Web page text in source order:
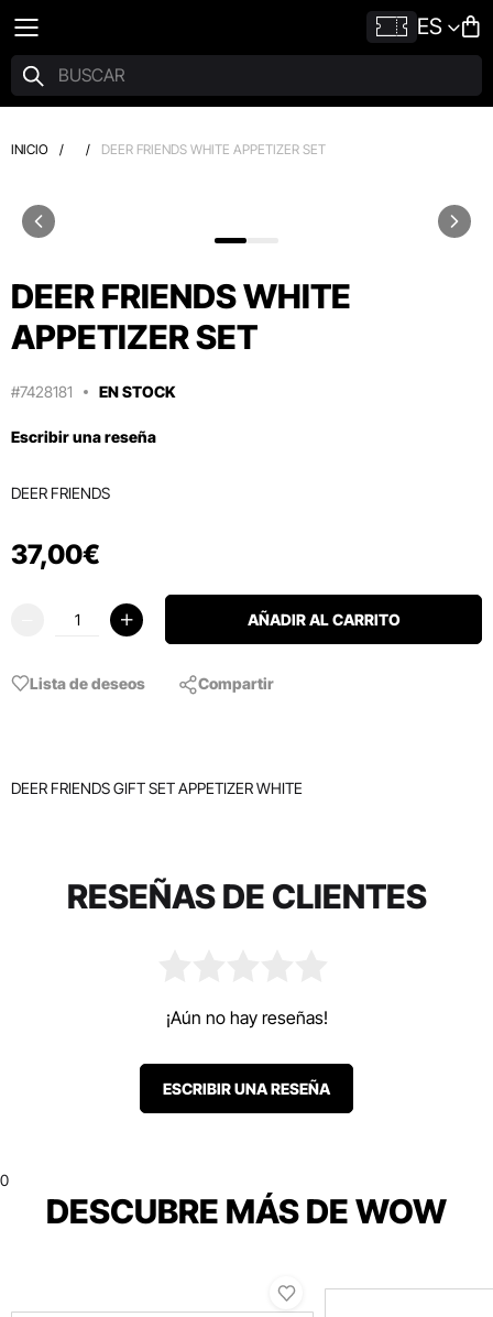
ES
INICIO / / DEER FRIENDS WHITE APPETIZER SET
DEER FRIENDS WHITE
APPETIZER SET
#7428181 EN STOCK
Escribir una reseña
DEER FRIENDS
37,00€
AÑADIR AL CARRITO
Lista de deseos Compartir
DEER FRIENDS GIFT SET APPETIZER WHITE
RESEÑAS DE CLIENTES
¡Aún no hay reseñas!
ESCRIBIR UNA RESEÑA
0
DESCUBRE MÁS DE WOW